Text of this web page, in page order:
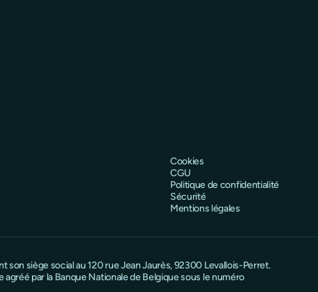
Cookies
CGU
Politique de confidentialité
Sécurité
Mentions légales
siège social au 120 rue Jean Jaurès, 92300 Levallois-Perret.
par la Banque Nationale de Belgique sous le numéro